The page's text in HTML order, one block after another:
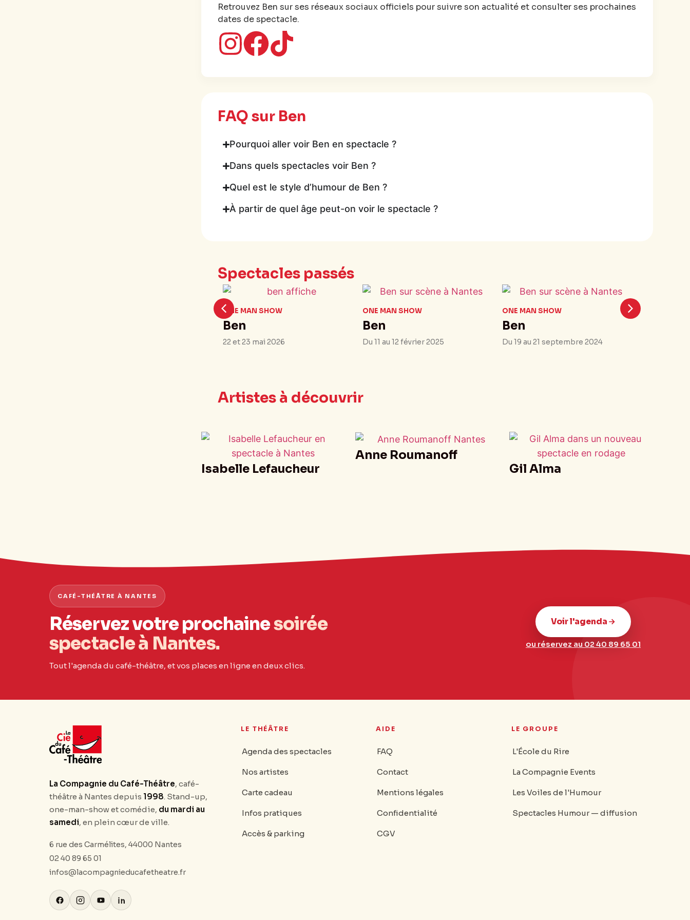
Retrouvez Ben sur ses réseaux sociaux officiels pour suivre son actualité et consulter ses prochaines
dates de spectacle.
FAQ sur Ben
Pourquoi aller voir Ben en spectacle ?
Dans quels spectacles voir Ben ?
Quel est le style d’humour de Ben ?
À partir de quel âge peut-on voir le spectacle ?
Spectacles passés
ONE MAN SHOW
Ben
22 et 23 mai 2026
ONE MAN SHOW
Ben
Du 11 au 12 février 2025
ONE MAN SHOW
Ben
Du 19 au 21 septembre 2024
Artistes à découvrir
Isabelle Lefaucheur
Anne Roumanoff
Gil Alma
CAFÉ-THÉÂTRE À NANTES
Réservez votre prochainesoirée
spectacle à Nantes.
Tout l'agenda du café-théâtre, et vos places en ligne en deux clics.
Voir l'agenda
ou réservez au 02 40 89 65 01
La Compagnie du Café-Théâtre, café-
théâtre à Nantes depuis 1998. Stand-up,
one-man-show et comédie, du mardi au
samedi, en plein cœur de ville.
6 rue des Carmélites, 44000 Nantes
02 40 89 65 01
infos@lacompagnieducafetheatre.fr
LE THÉÂTRE
Agenda des spectacles
Nos artistes
Carte cadeau
Infos pratiques
Accès & parking
AIDE
FAQ
Contact
Mentions légales
Confidentialité
CGV
LE GROUPE
L'École du Rire
La Compagnie Events
Les Voiles de l'Humour
Spectacles Humour — diffusion